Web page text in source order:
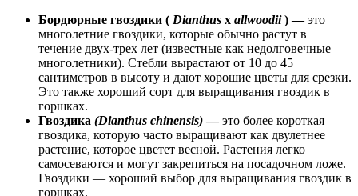
Бордюрные гвоздики ( Dianthus x allwoodii) —это
многолетние гвоздики, которые обычно растут в
течение двух-трех лет (известные как недолговечные
многолетники). Стебли вырастают от 10 до 45
сантиметров в высоту и дают хорошие цветы для срезки.
Это также хороший сорт для выращивания гвоздик в
горшках.
Гвоздика (Dianthus chinensis)—это более короткая
гвоздика, которую часто выращивают как двулетнее
растение, которое цветет весной. Растения легко
самосеваются и могут закрепиться на посадочном ложе.
Гвоздики — хороший выбор для выращивания гвоздик в
горшках.